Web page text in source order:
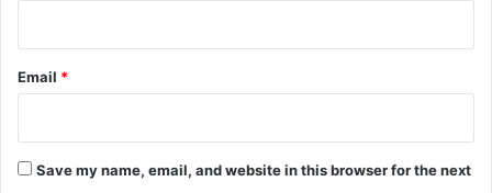
Email *
Save my name, email, and website in this browser for the next